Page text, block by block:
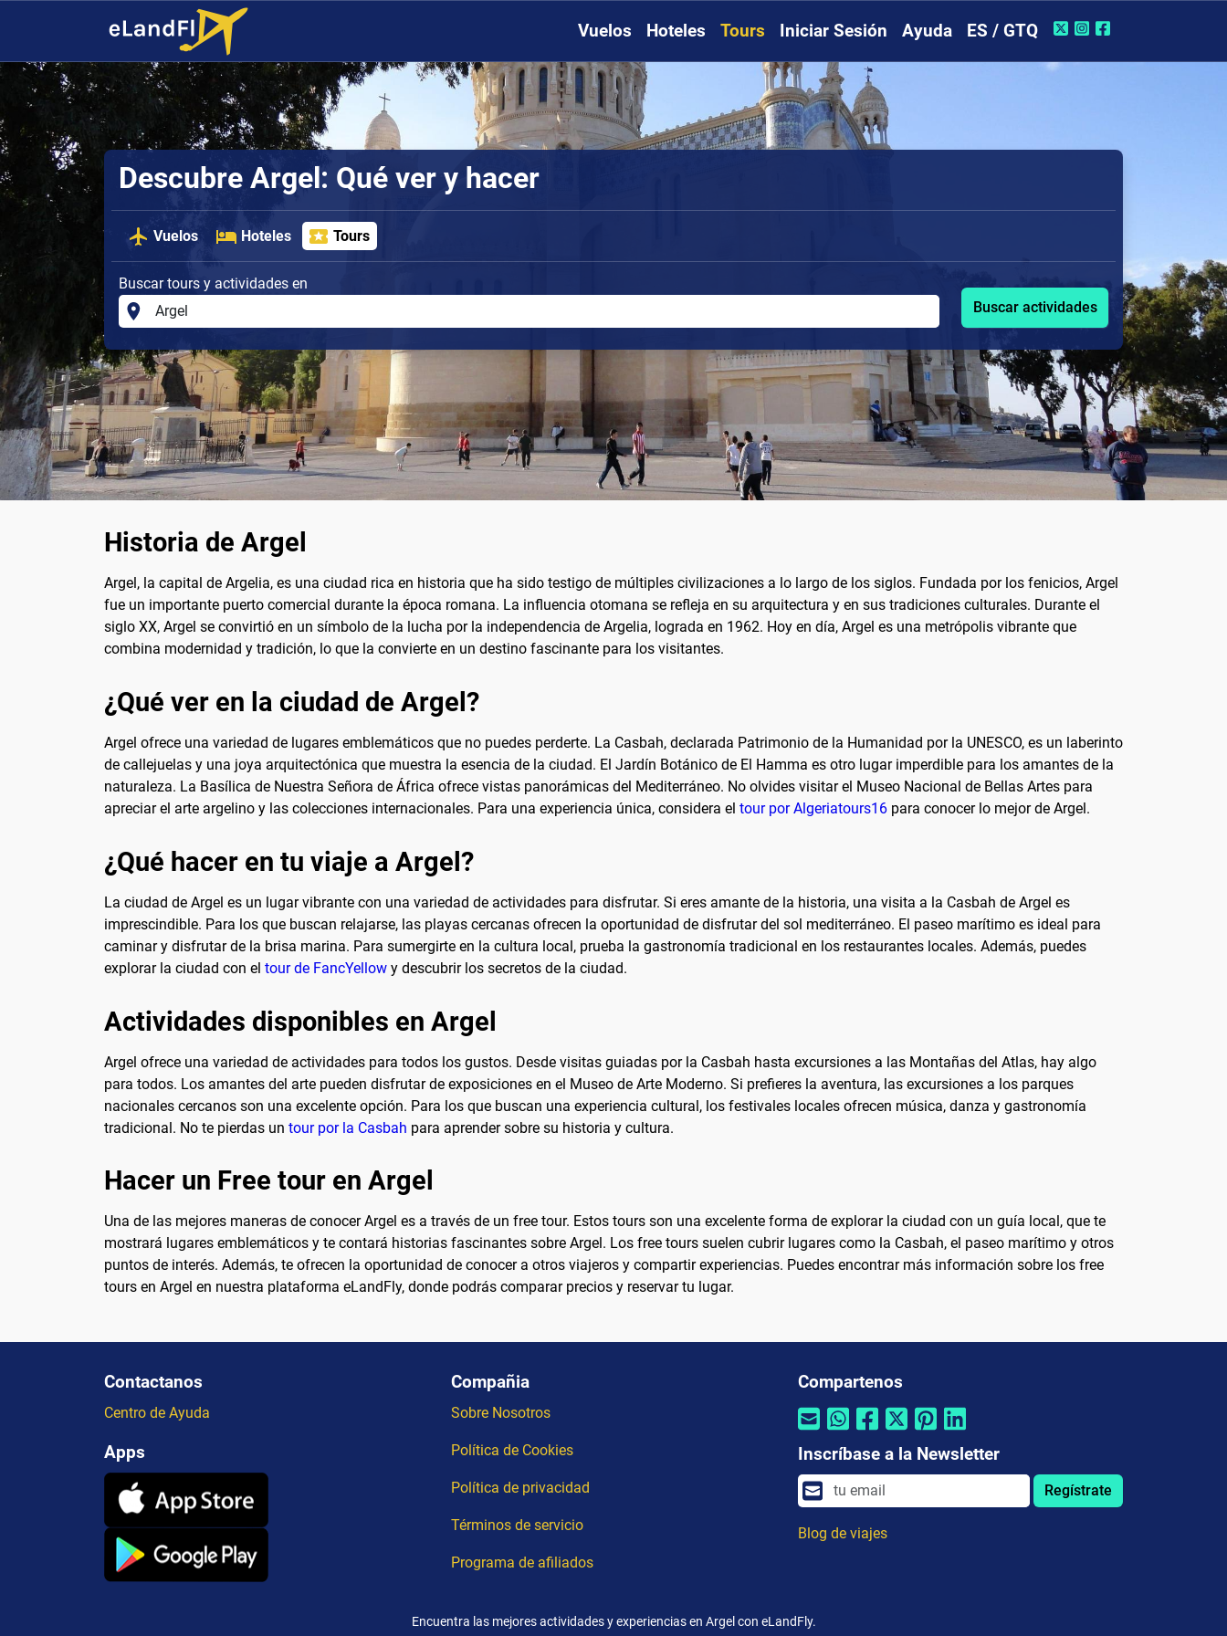
Vuelos Hoteles Tours Iniciar Sesión Ayuda ES / GTQ
Descubre Argel: Qué ver y hacer
Vuelos Hoteles Tours
Buscar tours y actividades en
Buscar actividades
Historia de Argel
Argel, la capital de Argelia, es una ciudad rica en historia que ha sido testigo de múltiples civilizaciones a lo largo de los siglos. Fundada por los fenicios, Argel
fue un importante puerto comercial durante la época romana. La influencia otomana se refleja en su arquitectura y en sus tradiciones culturales. Durante el
siglo XX, Argel se convirtió en un símbolo de la lucha por la independencia de Argelia, lograda en 1962. Hoy en día, Argel es una metrópolis vibrante que
combina modernidad y tradición, lo que la convierte en un destino fascinante para los visitantes.
¿Qué ver en la ciudad de Argel?
Argel ofrece una variedad de lugares emblemáticos que no puedes perderte. La Casbah, declarada Patrimonio de la Humanidad por la UNESCO, es un laberinto
de callejuelas y una joya arquitectónica que muestra la esencia de la ciudad. El Jardín Botánico de El Hamma es otro lugar imperdible para los amantes de la
naturaleza. La Basílica de Nuestra Señora de África ofrece vistas panorámicas del Mediterráneo. No olvides visitar el Museo Nacional de Bellas Artes para
apreciar el arte argelino y las colecciones internacionales. Para una experiencia única, considera el tour por Algeriatours16 para conocer lo mejor de Argel.
¿Qué hacer en tu viaje a Argel?
La ciudad de Argel es un lugar vibrante con una variedad de actividades para disfrutar. Si eres amante de la historia, una visita a la Casbah de Argel es
imprescindible. Para los que buscan relajarse, las playas cercanas ofrecen la oportunidad de disfrutar del sol mediterráneo. El paseo marítimo es ideal para
caminar y disfrutar de la brisa marina. Para sumergirte en la cultura local, prueba la gastronomía tradicional en los restaurantes locales. Además, puedes
explorar la ciudad con el tour de FancYellow y descubrir los secretos de la ciudad.
Actividades disponibles en Argel
Argel ofrece una variedad de actividades para todos los gustos. Desde visitas guiadas por la Casbah hasta excursiones a las Montañas del Atlas, hay algo
para todos. Los amantes del arte pueden disfrutar de exposiciones en el Museo de Arte Moderno. Si prefieres la aventura, las excursiones a los parques
nacionales cercanos son una excelente opción. Para los que buscan una experiencia cultural, los festivales locales ofrecen música, danza y gastronomía
tradicional. No te pierdas un tour por la Casbah para aprender sobre su historia y cultura.
Hacer un Free tour en Argel
Una de las mejores maneras de conocer Argel es a través de un free tour. Estos tours son una excelente forma de explorar la ciudad con un guía local, que te
mostrará lugares emblemáticos y te contará historias fascinantes sobre Argel. Los free tours suelen cubrir lugares como la Casbah, el paseo marítimo y otros
puntos de interés. Además, te ofrecen la oportunidad de conocer a otros viajeros y compartir experiencias. Puedes encontrar más información sobre los free
tours en Argel en nuestra plataforma eLandFly, donde podrás comparar precios y reservar tu lugar.
Contactanos
Centro de Ayuda
Apps
Compañia
Sobre Nosotros
Política de Cookies
Política de privacidad
Términos de servicio
Programa de afiliados
Compartenos
Inscríbase a la Newsletter
Regístrate
Blog de viajes
Encuentra las mejores actividades y experiencias en Argel con eLandFly.